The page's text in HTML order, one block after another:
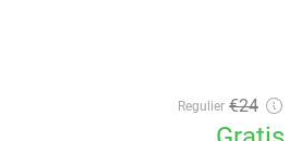
Regulier €24